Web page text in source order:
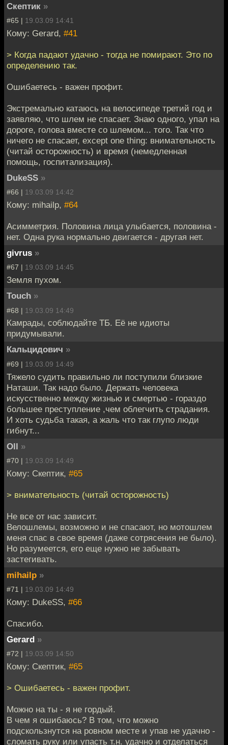
Скептик »
#65 | 19.03.09 14:41
Кому: Gerard, #41
> Когда падают удачно - тогда не помирают. Это по
определению так.
Ошибаетесь - важен профит.
Экстремально катаюсь на велосипеде третий год и
заявляю, что шлем не спасает. Знаю одного, упал на
дороге, голова вместе со шлемом... того. Так что
ничего не спасает, except one thing: внимательность
(читай осторожность) и время (немедленная
помощь, госпитализация).
DukeSS »
#66 | 19.03.09 14:42
Кому: mihailp, #64
Асимметрия. Половина лица улыбается, половина -
нет. Одна рука нормально двигается - другая нет.
givrus »
#67 | 19.03.09 14:45
Земля пухом.
Touch »
#68 | 19.03.09 14:49
Камрады, соблюдайте ТБ. Её не идиоты
придумывали.
Кальцидович »
#69 | 19.03.09 14:49
Тяжело судить правильно ли поступили близкие
Наташи. Так надо было. Держать человека
искусственно между жизнью и смертью - гораздо
большее преступление ,чем облегчить страдания.
И хоть судьба такая, а жаль что так глупо люди
гибнут...
Oll »
#70 | 19.03.09 14:49
Кому: Скептик, #65
> внимательность (читай осторожность)
Не все от нас зависит.
Велошлемы, возможно и не спасают, но мотошлем
меня спас в свое время (даже сотрясения не было).
Но разумеется, его еще нужно не забывать
застегивать.
mihailp »
#71 | 19.03.09 14:49
Кому: DukeSS, #66
Спасибо.
Gerard »
#72 | 19.03.09 14:50
Кому: Скептик, #65
> Ошибаетесь - важен профит.
Можно на ты - я не гордый.
В чем я ошибаюсь? В том, что можно
подскользнутся на ровном месте и упав не удачно -
сломать руку или упаcть т.н. удачно и отделаться